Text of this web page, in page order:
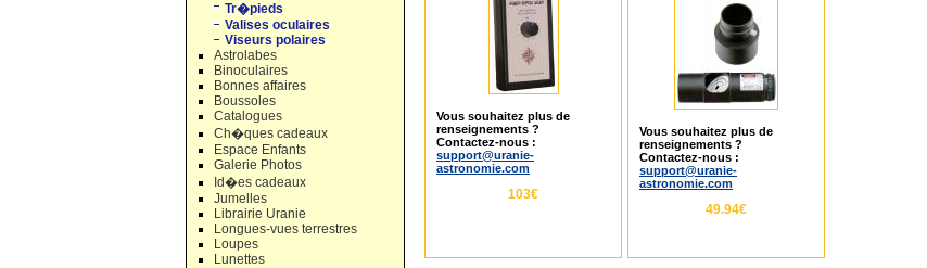
Tr�pieds
Valises oculaires
Viseurs polaires
Astrolabes
Binoculaires
Bonnes affaires
Boussoles
Catalogues
Ch�ques cadeaux
Espace Enfants
Galerie Photos
Id�es cadeaux
Jumelles
Librairie Uranie
Longues-vues terrestres
Loupes
Lunettes
Vous souhaitez plus de
renseignements ?
Contactez-nous :
support@uranie-
astronomie.com
103€
Vous souhaitez plus de
renseignements ?
Contactez-nous :
support@uranie-
astronomie.com
49.94€